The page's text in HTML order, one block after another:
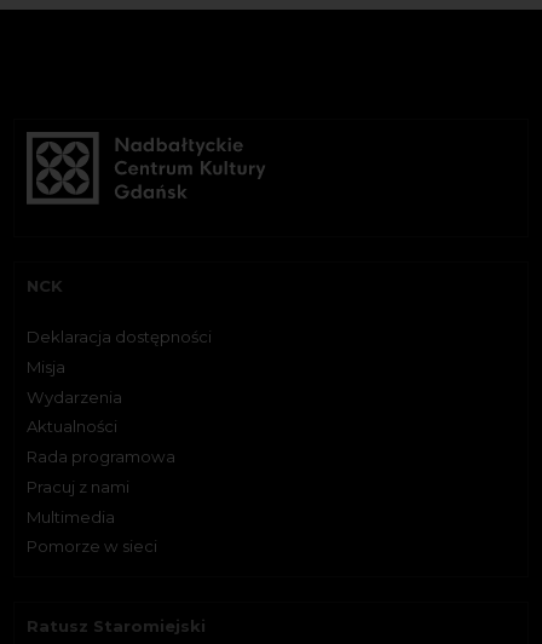
NCK
Deklaracja dostępności
Misja
Wydarzenia
Aktualności
Rada programowa
Pracuj z nami
Multimedia
Pomorze w sieci
Ratusz Staromiejski